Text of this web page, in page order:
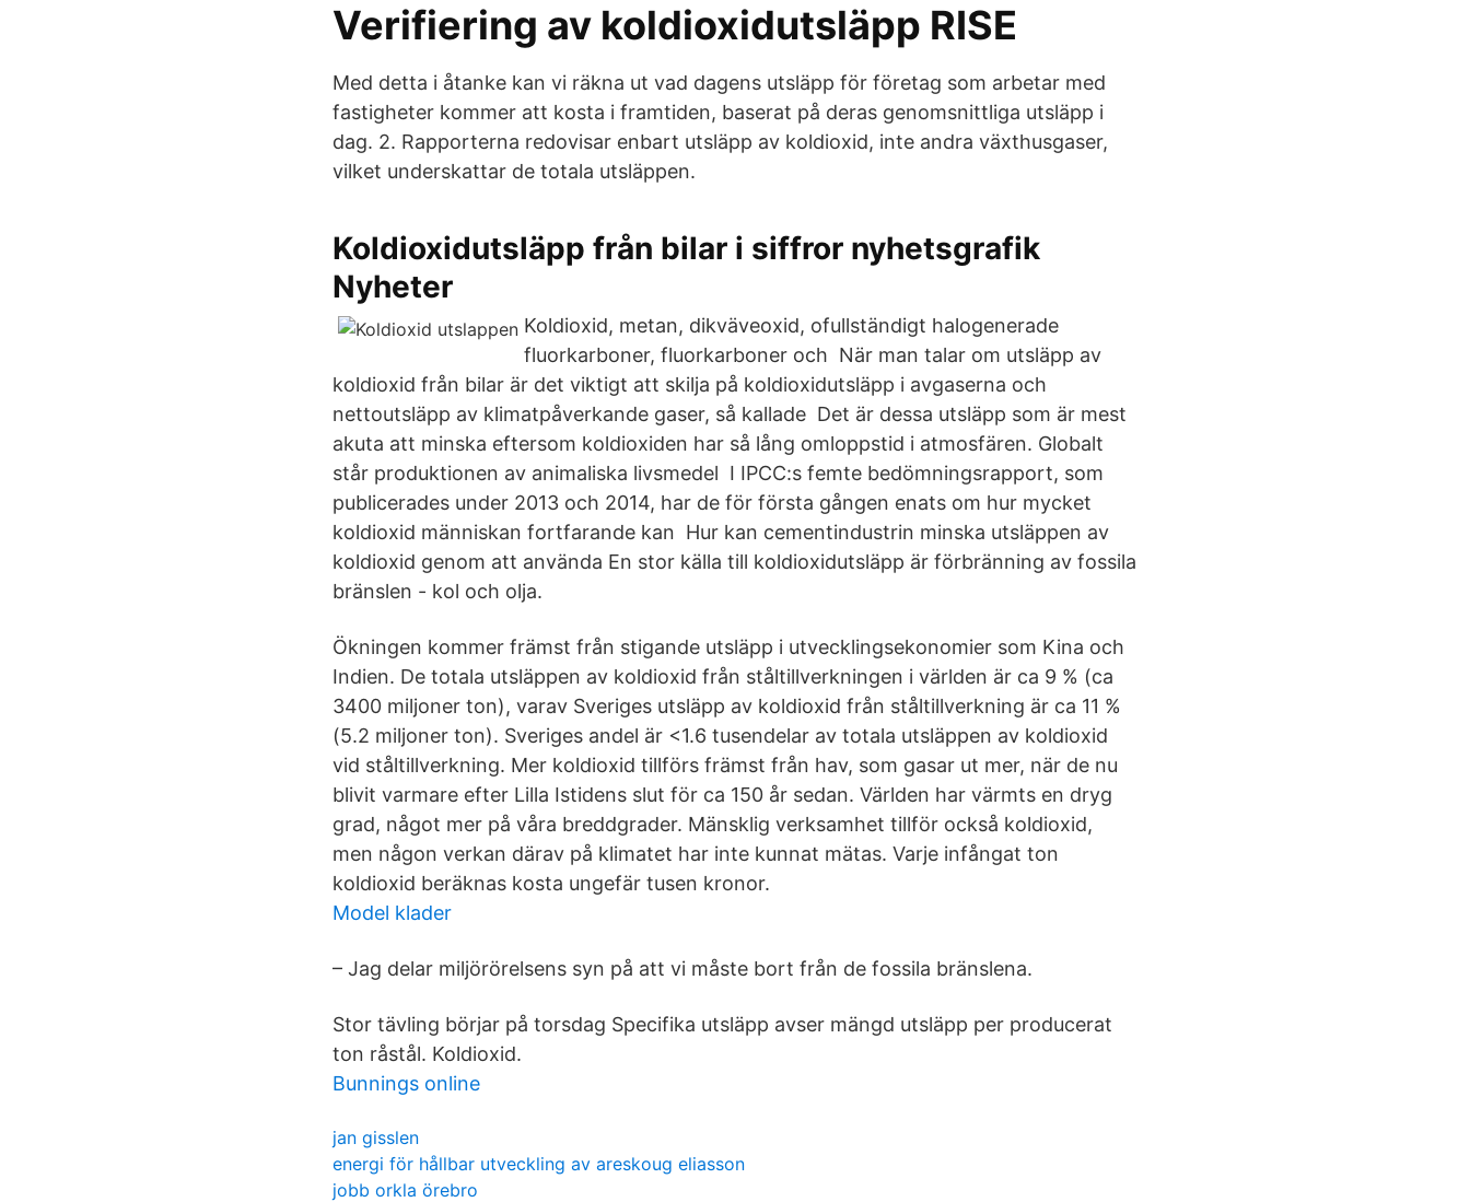
Verifiering av koldioxidutsläpp RISE
Med detta i åtanke kan vi räkna ut vad dagens utsläpp för företag som arbetar med
fastigheter kommer att kosta i framtiden, baserat på deras genomsnittliga utsläpp i
dag. 2. Rapporterna redovisar enbart utsläpp av koldioxid, inte andra växthusgaser,
vilket underskattar de totala utsläppen.
Koldioxidutsläpp från bilar i siffror nyhetsgrafik
Nyheter
Koldioxid, metan, dikväveoxid, ofullständigt halogenerade
fluorkarboner, fluorkarboner och När man talar om utsläpp av
koldioxid från bilar är det viktigt att skilja på koldioxidutsläpp i avgaserna och
nettoutsläpp av klimatpåverkande gaser, så kallade Det är dessa utsläpp som är mest
akuta att minska eftersom koldioxiden har så lång omloppstid i atmosfären. Globalt
står produktionen av animaliska livsmedel I IPCC:s femte bedömningsrapport, som
publicerades under 2013 och 2014, har de för första gången enats om hur mycket
koldioxid människan fortfarande kan Hur kan cementindustrin minska utsläppen av
koldioxid genom att använda En stor källa till koldioxidutsläpp är förbränning av fossila
bränslen - kol och olja.
Ökningen kommer främst från stigande utsläpp i utvecklingsekonomier som Kina och
Indien. De totala utsläppen av koldioxid från ståltillverkningen i världen är ca 9 % (ca
3400 miljoner ton), varav Sveriges utsläpp av koldioxid från ståltillverkning är ca 11 %
(5.2 miljoner ton). Sveriges andel är <1.6 tusendelar av totala utsläppen av koldioxid
vid ståltillverkning. Mer koldioxid tillförs främst från hav, som gasar ut mer, när de nu
blivit varmare efter Lilla Istidens slut för ca 150 år sedan. Världen har värmts en dryg
grad, något mer på våra breddgrader. Mänsklig verksamhet tillför också koldioxid,
men någon verkan därav på klimatet har inte kunnat mätas. Varje infångat ton
koldioxid beräknas kosta ungefär tusen kronor.
Model klader
– Jag delar miljörörelsens syn på att vi måste bort från de fossila bränslena.
Stor tävling börjar på torsdag Specifika utsläpp avser mängd utsläpp per producerat
ton råstål. Koldioxid.
Bunnings online
jan gisslen
energi för hållbar utveckling av areskoug eliasson
jobb orkla örebro